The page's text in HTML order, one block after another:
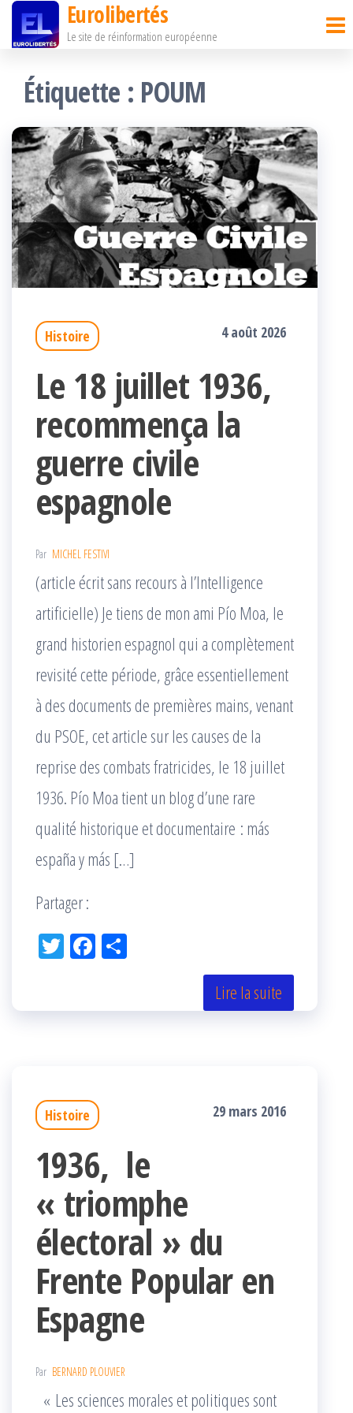
Passer
contenu
Eurolibertés
Le site de réinformation européenne
Étiquette : POUM
Histoire 4 août 2026
Le 18 juillet 1936,
recommença la
guerre civile
espagnole
Par MICHEL FESTIVI
(article écrit sans recours à l’Intelligence
artificielle) Je tiens de mon ami Pío Moa, le
grand historien espagnol qui a complètement
revisité cette période, grâce essentiellement
à des documents de premières mains, venant
du PSOE, cet article sur les causes de la
reprise des combats fratricides, le 18 juillet
1936. Pío Moa tient un blog d’une rare
qualité historique et documentaire : más
españa y más […]
Partager :
Tw Fac
k r
Lire la suite
Histoire 29 mars 2016
1936, le
« triomphe
électoral » du
Frente Popular en
Espagne
Par BERNARD PLOUVIER
« Les sciences morales et politiques sont